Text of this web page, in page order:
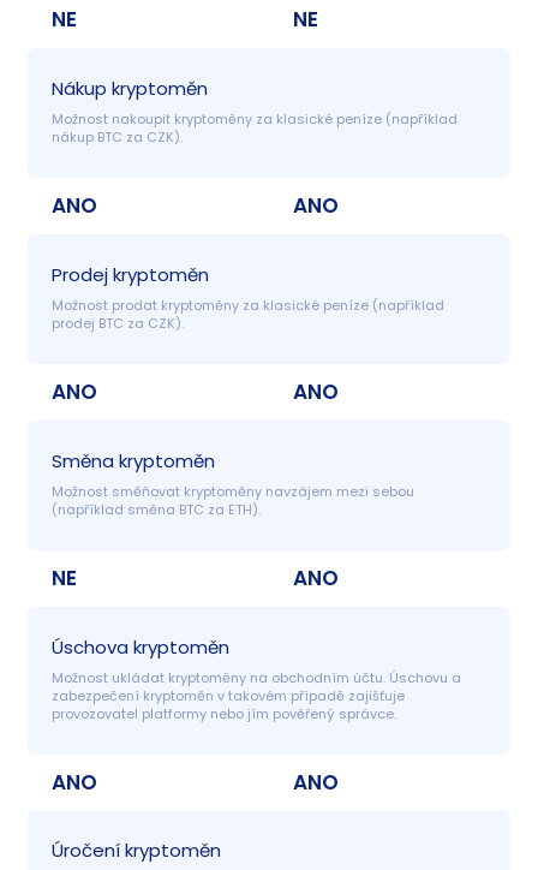
NE NE
Nákup kryptoměn
Možnost nakoupit kryptoměny za klasické peníze (například
nákup BTC za CZK).
ANO ANO
Prodej kryptoměn
Možnost prodat kryptoměny za klasické peníze (například
prodej BTC za CZK).
ANO ANO
Směna kryptoměn
Možnost směňovat kryptoměny navzájem mezi sebou
(například směna BTC za ETH).
NE ANO
Úschova kryptoměn
Možnost ukládat kryptoměny na obchodním účtu. Úschovu a
zabezpečení kryptoměn v takovém případě zajišťuje
provozovatel platformy nebo jím pověřený správce.
ANO ANO
Úročení kryptoměn